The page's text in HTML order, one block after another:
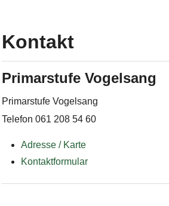
Kontakt
Primarstufe Vogelsang
Primarstufe Vogelsang
Telefon 061 208 54 60
Adresse / Karte
Kontaktformular